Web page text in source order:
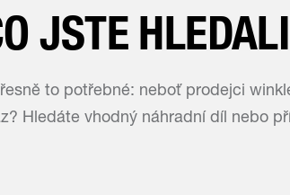
JSTE
to potřebné: neboť prodejci
Hledáte vhodný náhradní díl nebo